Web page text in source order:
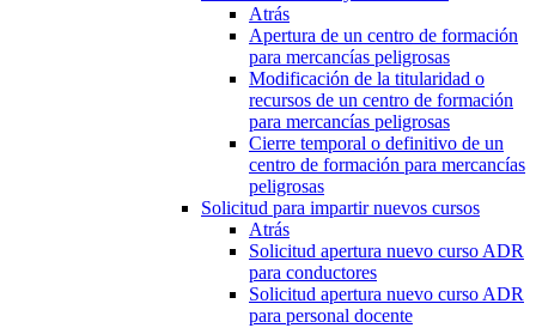
Atrás
Apertura de un centro de formación
para mercancías peligrosas
Modificación de la titularidad o
recursos de un centro de formación
para mercancías peligrosas
Cierre temporal o definitivo de un
centro de formación para mercancías
peligrosas
Solicitud para impartir nuevos cursos
Atrás
Solicitud apertura nuevo curso ADR
para conductores
Solicitud apertura nuevo curso ADR
para personal docente